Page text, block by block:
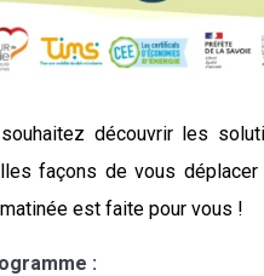
découvrir les
façons de vous
est faite pour vous !
: